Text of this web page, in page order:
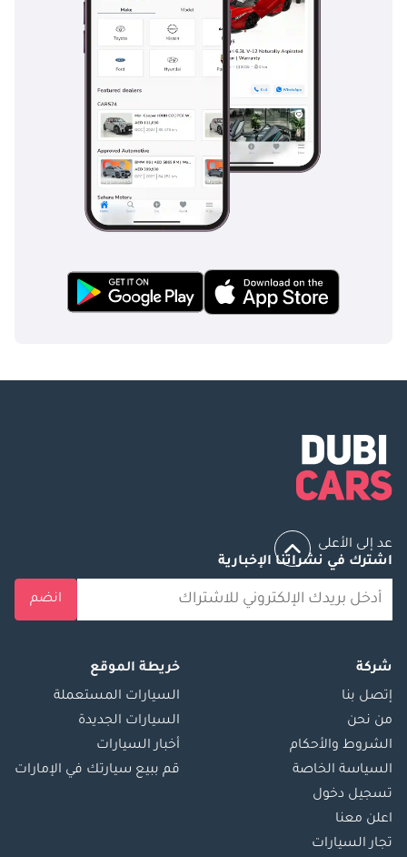
عد إلى الأعلى
اشترك في نشراتنا الإخبارية
انضم
شركة
إتصل بنا
من نحن
الشروط والأحكام
السياسة الخاصة
تسجيل دخول
اعلن معنا
تجار السيارات
خريطة الموقع
السيارات المستعملة
السيارات الجديدة
أخبار السيارات
قم ببيع سيارتك في الإمارات